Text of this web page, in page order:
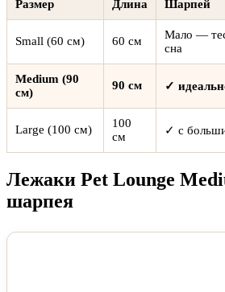
Размер Длина Шарпей
Small (60 см) 60 см
Мало —
сна
Medium (90
см)
90 см ✓
Large (100 см)
100
см
✓ с
Лежаки Pet Lounge
шарпея